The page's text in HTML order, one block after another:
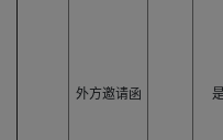
外方邀请函